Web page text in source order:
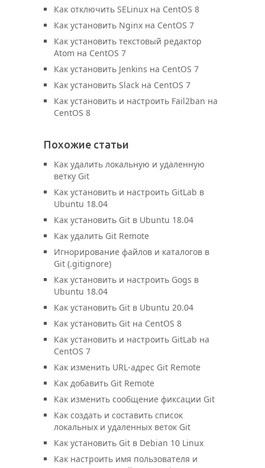
Как отключить SELinux на CentOS 8
Как установить Nginx на CentOS 7
Как установить текстовый редактор
Atom на CentOS 7
Как установить Jenkins на CentOS 7
Как установить Slack на CentOS 7
Как установить и настроить Fail2ban на
CentOS 8
Похожие статьи
Как удалить локальную и удаленную
ветку Git
Как установить и настроить GitLab в
Ubuntu 18.04
Как установить Git в Ubuntu 18.04
Как удалить Git Remote
Игнорирование файлов и каталогов в
Git (.gitignore)
Как установить и настроить Gogs в
Ubuntu 18.04
Как установить Git в Ubuntu 20.04
Как установить Git на CentOS 8
Как установить и настроить GitLab на
CentOS 7
Как изменить URL-адрес Git Remote
Как добавить Git Remote
Как изменить сообщение фиксации Git
Как создать и составить список
локальных и удаленных веток Git
Как установить Git в Debian 10 Linux
Как настроить имя пользователя и